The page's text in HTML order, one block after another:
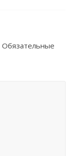
Обязательные